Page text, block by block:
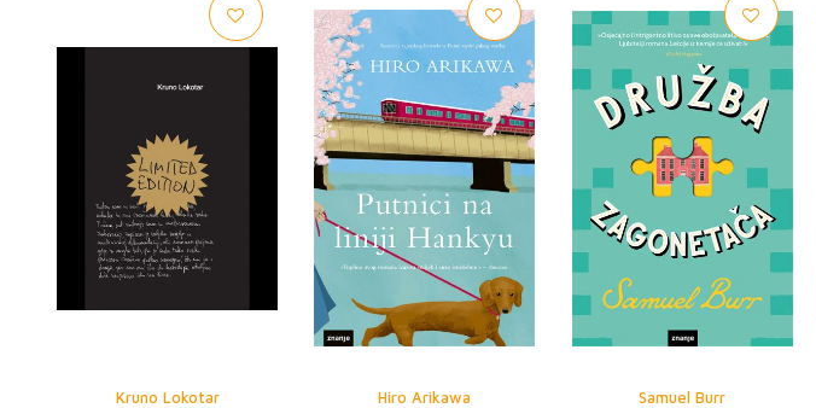
Kruno Lokotar Hiro Arikawa Samuel Burr